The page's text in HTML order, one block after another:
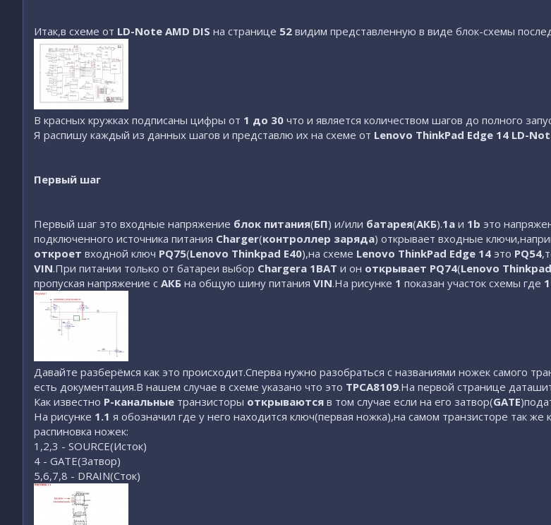
Итак,в схеме от LD-Note AMD DIS на странице 52 видим представленную в виде блок-схемы
В красных кружках подписаны цифры от 1 до 30 что и является количеством шагов до полного
Я распишу каждый из данных шагов и представлю их на схеме от Lenovo ThinkPad Edge 14 LD-
Первый шаг
Первый шаг это входные напряжение блок питания(БП) и/или батарея(АКБ).1a и 1b это
подключенного источника питания Charger(контроллер заряда) открывает входные
откроет входной ключ PQ75(Lenovo Thinkpad E40),на схеме Lenovo ThinkPad Edge 14 это PQ54
VIN.При питании только от батареи выбор Chargerа 1BAT и он открывает PQ74(Lenovo
пропуская напряжение с АКБ на общую шину питания VIN.На рисунке 1 показан участок схемы где
Давайте разберёмся как это происходит.Сперва нужно разобраться с названиями ножек самого
есть документация.В нашем случае в схеме указано что это TPCA8109.На первой странице
Как известно P-канальные транзисторы открываются в том случае если на его затвор(GATE
На рисунке 1.1 я обозначил где у него находится ключ(первая ножка),на самом транзисторе так
распиновка ножек:
1,2,3 - SOURCE(Исток)
4 - GATE(Затвор)
5,6,7,8 - DRAIN(Сток)